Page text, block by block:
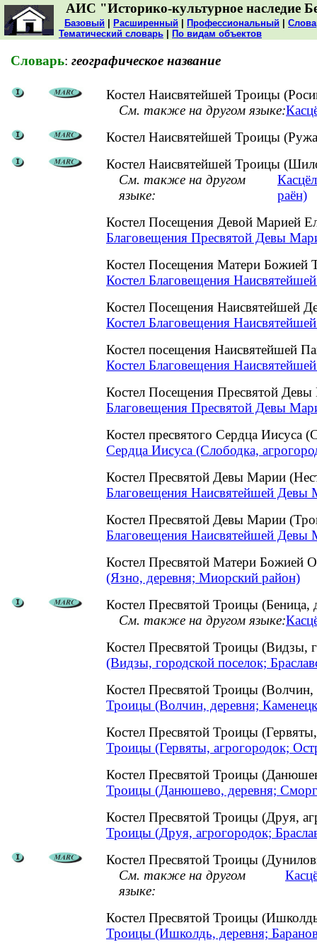
АИС "Историко-культурное наследие
Базовый Расширенный Профессиональный
Тематический словарь
По видам объектов
Словарь: географическое название
Костел Наисвятейшей Троицы
См. также на другом языке:
Костел Наисвятейшей Троицы
Костел Наисвятейшей Троицы
См. также на другом
языке:
раён)
Костел Посещения Девой Марией
Благовещения Пресвятой Девы
Костел Посещения Матери Божией
Костел Благовещения
Костел Посещения Наисвятейшей
Костел Благовещения
Костел посещения Наисвятейшей
Костел Благовещения
Костел Посещения Пресвятой
Благовещения Пресвятой Девы
Костел пресвятого Сердца Иисуса
Сердца Иисуса (Слободка,
Костел Пресвятой Девы Марии
Благовещения Наисвятейшей Девы
Костел Пресвятой Девы Марии
Благовещения Наисвятейшей Девы
Костел Пресвятой Матери
(Язно, деревня; Миорский район)
Костел Пресвятой Троицы (Беница,
См. также на другом языке:
Костел Пресвятой Троицы (Видзы,
(Видзы, городской поселок;
Костел Пресвятой Троицы
Троицы (Волчин, деревня;
Костел Пресвятой Троицы
Троицы (Гервяты, агрогородок;
Костел Пресвятой Троицы
Троицы (Данюшево, деревня;
Костел Пресвятой Троицы (Друя,
Троицы (Друя, агрогородок;
Костел Пресвятой Троицы
См. также на другом
языке:
Костел Пресвятой Троицы
Троицы (Ишколдь, деревня;